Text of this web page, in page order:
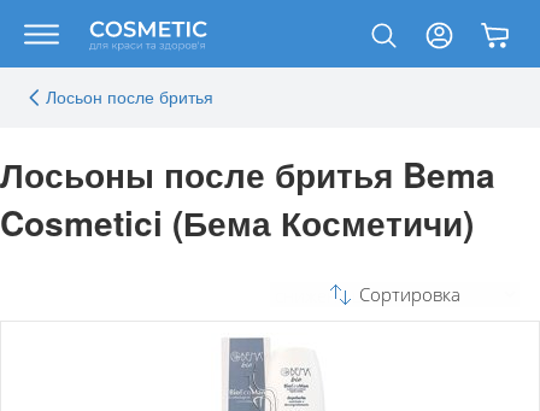
Лосьон после бритья
Лосьоны после бритья Bema
Cosmetici (Бема Косметичи)
Сортировка